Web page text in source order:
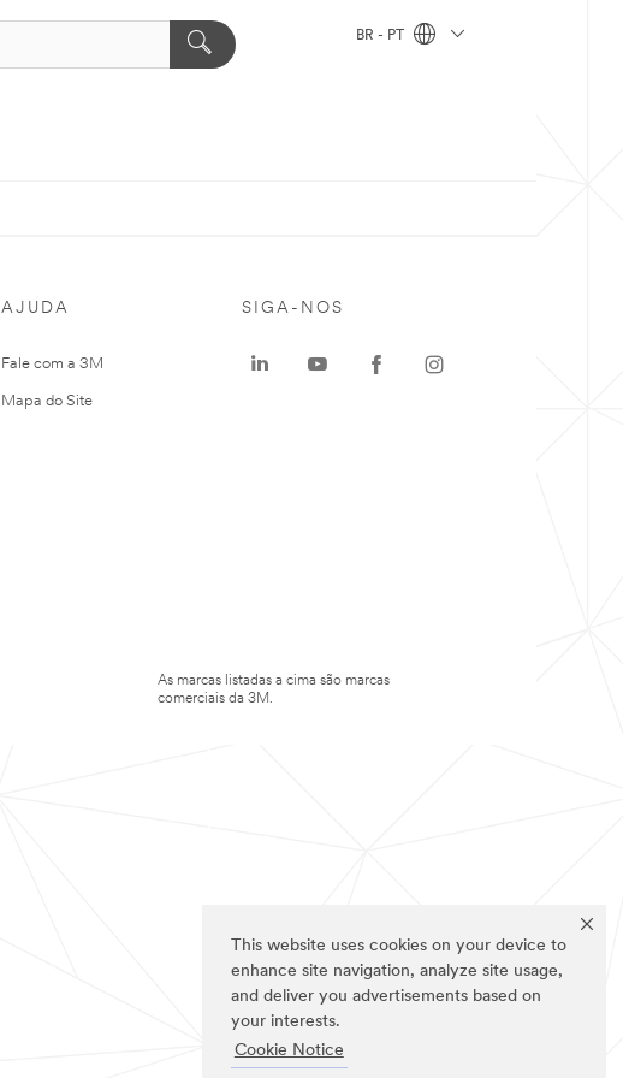
This website uses cookies on your device to
enhance site navigation, analyze site usage,
and deliver you advertisements based on
your interests.
Cookie Notice
BR - PT
AJUDA
Fale com a 3M
Mapa do Site
SIGA-NOS
As marcas listadas a cima são marcas
comerciais da 3M.